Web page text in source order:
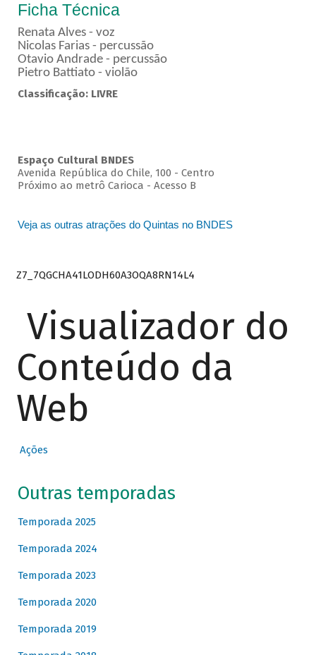
Ficha Técnica
Renata Alves - voz
Nicolas Farias - percussão
Otavio Andrade - percussão
Pietro Battiato - violão
Classificação: LIVRE
Espaço Cultural BNDES
Avenida República do Chile, 100 - Centro
Próximo ao metrô Carioca - Acesso B
Veja as outras atrações do Quintas no BNDES
Z7_7QGCHA41LODH60A3OQA8RN14L4
Visualizador do
Conteúdo da
Web
Ações
Outras temporadas
Temporada 2025
Temporada 2024
Temporada 2023
Temporada 2020
Temporada 2019